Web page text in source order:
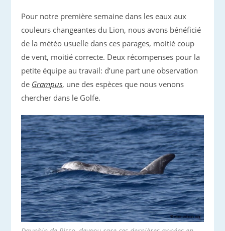
Pour notre première semaine dans les eaux aux
couleurs changeantes du Lion, nous avons bénéficié
de la météo usuelle dans ces parages, moitié coup
de vent, moitié correcte. Deux récompenses pour la
petite équipe au travail: d’une part une observation
de Grampus, une des espèces que nous venons
chercher dans le Golfe.